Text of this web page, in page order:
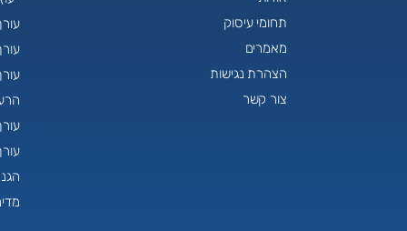
תחומי עיסוק
מאמרים
הצהרת נגישות
צור קשר